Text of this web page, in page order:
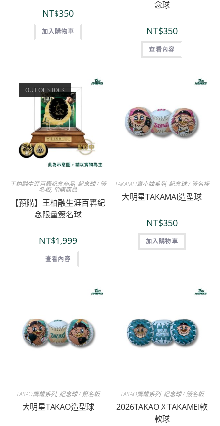
NT$350
加入購物車
念球
NT$350
查看內容
OUT OF STOCK
王柏融生涯百轟紀念商品, 紀念球 / 簽
名板, 預購商品
【預購】王柏融生涯百轟紀
念限量簽名球
NT$1,999
查看內容
TAKAMEI鷹小妹系列, 紀念球 / 簽名板
大明星TAKAMAI造型球
NT$350
加入購物車
TAKAO鷹雄系列, 紀念球 / 簽名板
大明星TAKAO造型球
TAKAO鷹雄系列, 紀念球 / 簽名板
2026TAKAO X TAKAMEI軟
軟球